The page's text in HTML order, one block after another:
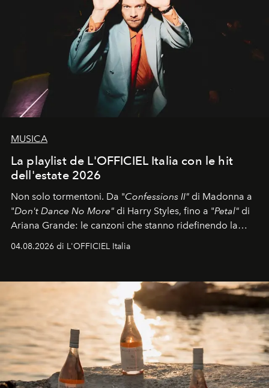
MUSICA
La playlist de L'OFFICIEL Italia con le hit
dell'estate 2026
Non solo tormentoni. Da "Confessions II" di Madonna a
"Don't Dance No More" di Harry Styles, fino a "Petal" di
Ariana Grande: le canzoni che stanno ridefinendo la
colonna sonora della stagione.
04.08.2026 di L'OFFICIEL Italia